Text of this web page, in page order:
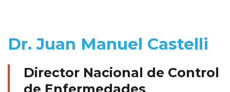
Dr. Juan Manuel Castelli
Director Nacional de Control